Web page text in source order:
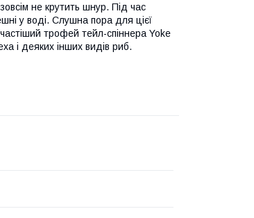
не крутить шнур. Під час
у воді. Слушна пора для цієї
трофей тейл-спіннера Yoke
і деяких інших видів риб.